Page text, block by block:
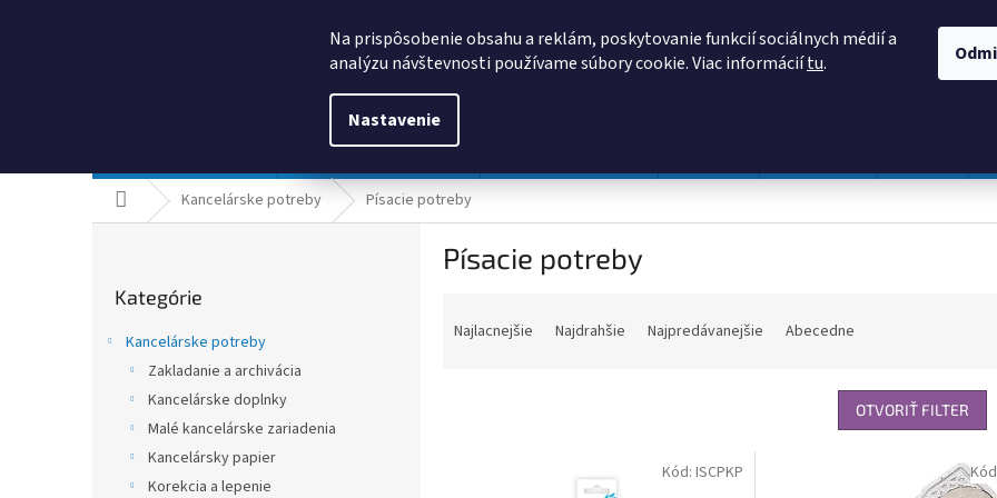
Na prispôsobenie obsahu a reklám, poskytovanie funkcií sociálnych médií a
analýzu návštevnosti používame súbory cookie. Viac informáciítu.
Nastavenie
DomovKancelárske potreby Písacie potreby
kategórie
Kategórie
Kancelárske potreby
Zakladanie a archivácia
Kancelárske doplnky
Malé kancelárske zariadenia
Kancelársky papier
Korekcia a lepenie
Písacie potreby
Najlacnejšie Najdrahšie Najpredávanejšie Abecedne
OTVORIŤ FILTER
Kód: ISCPKP